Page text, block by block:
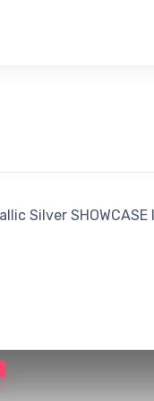
Silver